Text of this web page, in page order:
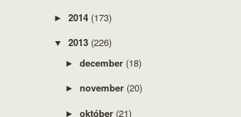
► 2014 (173)
▼ 2013 (226)
► december (18)
► november (20)
► október (21)